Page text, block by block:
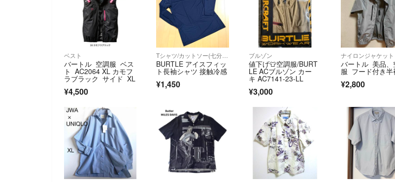
ベスト
バートル 空調服 ベス
ト AC2064 XL カモフ
ラブラック サイド XL
¥4,500
BURTLE アイスフィッ
ト長袖シャツ 接触冷感
¥1,450
ブルゾン
値下げ👕空調服/BURT
LE ACブルゾン カー
キ AC7141-23-LL
¥3,000
ナイロンジャケット
バートル 美品、
服 フード付き半
¥2,800